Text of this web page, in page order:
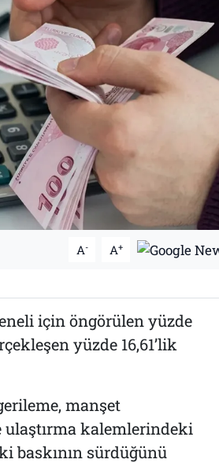
A- A+
için öngörülen yüzde
yüzde 16,61’lik
manşet
ulaştırma kalemlerindeki
baskının sürdüğünü